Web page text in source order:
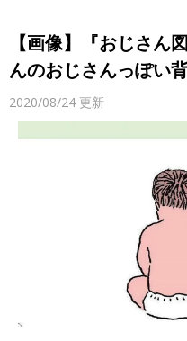
【画像】『おじさん
んのおじさんっぽい
2020/08/24 更新